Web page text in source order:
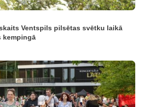
Ventspils pilsētas svētku laikā
kempingā